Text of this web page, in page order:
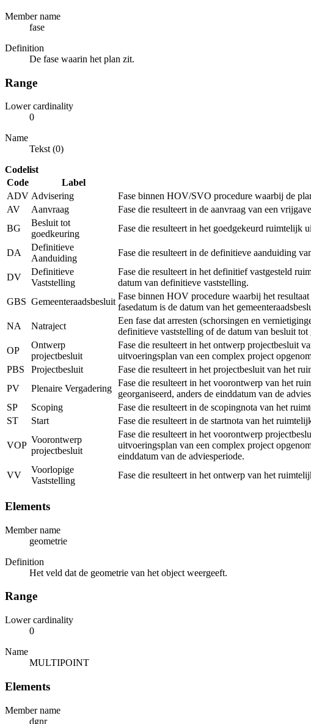
Member name
fase
Definition
De fase waarin het plan zit.
Range
Lower cardinality
0
Name
Tekst (0)
Codelist
Code
Label
ADV Advisering
Fase binnen HOV/SVO procedure waarbij de
AV
Aanvraag
Fase die resulteert in de aanvraag van een
BG
Besluit tot
goedkeuring
Fase die resulteert in het goedgekeurd ruimtelijk
DA
Definitieve
Aanduiding
Fase die resulteert in de definitieve aanduiding
DV
Definitieve
Vaststelling
Fase die resulteert in het definitief vastgesteld
datum van definitieve vaststelling.
GBS Gemeenteraadsbesluit
Fase binnen HOV procedure waarbij het
fasedatum is de datum van het
NA
Natraject
Een fase dat arresten (schorsingen en
definitieve vaststelling of de datum van besluit
OP
Ontwerp
projectbesluit
Fase die resulteert in het ontwerp projectbesluit
uitvoeringsplan van een complex project
PBS
Projectbesluit
Fase die resulteert in het projectbesluit van het
PV
Plenaire Vergadering
Fase die resulteert in het voorontwerp van het
georganiseerd, anders de einddatum van de
SP
Scoping
Fase die resulteert in de scopingnota van het
ST
Start Fase die resulteert in de startnota van het
VOP
Voorontwerp
projectbesluit
Fase die resulteert in het voorontwerp
uitvoeringsplan van een complex project
einddatum van de adviesperiode.
VV
Voorlopige
Vaststelling
Fase die resulteert in het ontwerp van het
Elements
Member name
geometrie
Definition
Het veld dat de geometrie van het object weergeeft.
Range
Lower cardinality
0
Name
MULTIPOINT
Elements
Member name
dgnr